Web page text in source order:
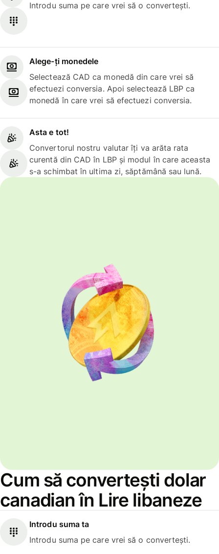
Introdu suma pe care vrei să o convertești.
Alege-ți monedele
Selectează CAD ca monedă din care vrei să
efectuezi conversia. Apoi selectează LBP ca
monedă în care vrei să efectuezi conversia.
Asta e tot!
Convertorul nostru valutar îți va arăta rata
curentă din CAD în LBP și modul în care aceasta
s-a schimbat în ultima zi, săptămână sau lună.
Cum să convertești dolar
canadian în Lire libaneze
Introdu suma ta
Introdu suma pe care vrei să o convertești.